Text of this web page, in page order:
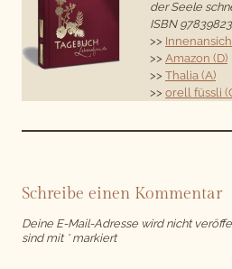
der Seele
ISBN
>>
>> Amazon (D)
>> Thalia (A)
>> orell füssli
Schreibe einen Kommentar
Deine E-Mail-Adresse wird nicht
sind mit *markiert